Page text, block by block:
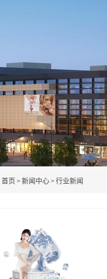
首页 > 新闻中心 > 行业新闻